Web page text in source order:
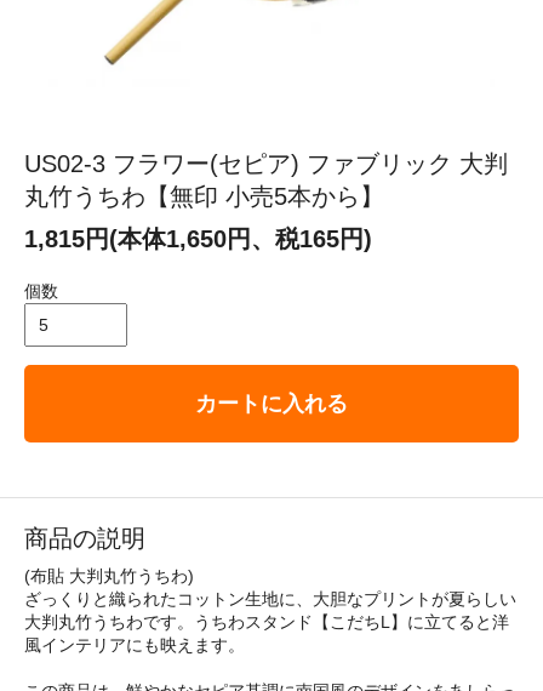
US02-3 フラワー(セピア) ファブリック 大判
丸竹うちわ【無印 小売5本から】
1,815円(本体1,650円、税165円)
個数
カートに入れる
商品の説明
(布貼 大判丸竹うちわ)
ざっくりと織られたコットン生地に、大胆なプリントが夏らしい
大判丸竹うちわです。うちわスタンド【こだちL】に立てると洋
風インテリアにも映えます。